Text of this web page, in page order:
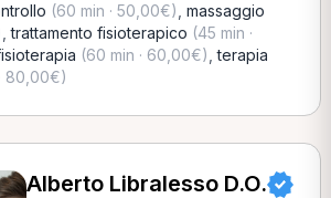
(60 min · 50,00€) massaggio
,trattamento fisioterapico (45 min ·
(60 min · 60,00€) ,terapia
80,00€)
Alberto Libralesso D.O.